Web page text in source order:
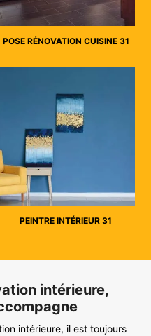
POSE RÉNOVATION CUISINE 31
PEINTRE INTÉRIEUR 31
intérieure,
intérieure, il est toujours